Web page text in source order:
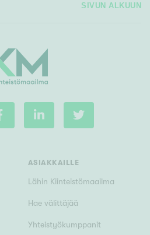
Ei arvokohteita
SIVUN ALKUUN
ASIAKKAILLE
Lähin Kiinteistömaailma
Hae välittäjää
Yhteistyökumppanit